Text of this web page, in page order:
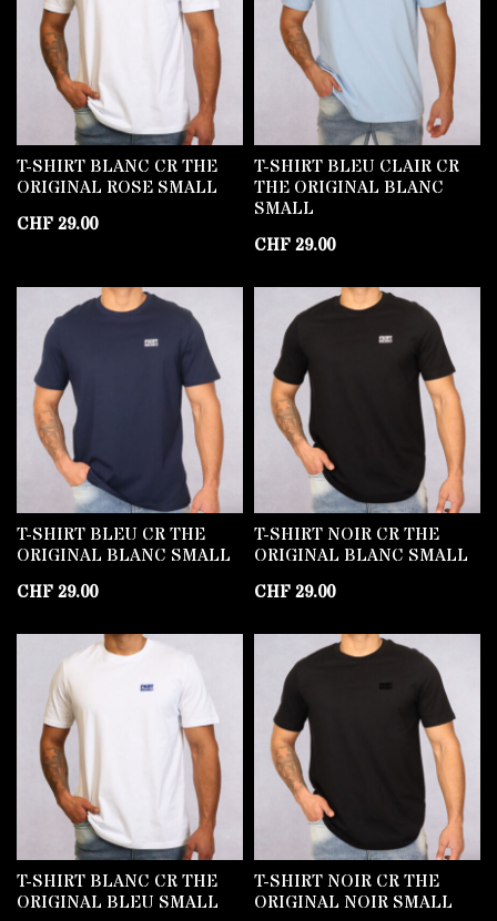
T-SHIRT BLANC CR THE
ORIGINAL ROSE SMALL
CHF29.00
T-SHIRT BLEU CLAIR CR
THE ORIGINAL BLANC
SMALL
CHF29.00
T-SHIRT BLEU CR THE
ORIGINAL BLANC SMALL
CHF29.00
T-SHIRT NOIR CR THE
ORIGINAL BLANC SMALL
CHF29.00
T-SHIRT BLANC CR THE
ORIGINAL BLEU SMALL
T-SHIRT NOIR CR THE
ORIGINAL NOIR SMALL